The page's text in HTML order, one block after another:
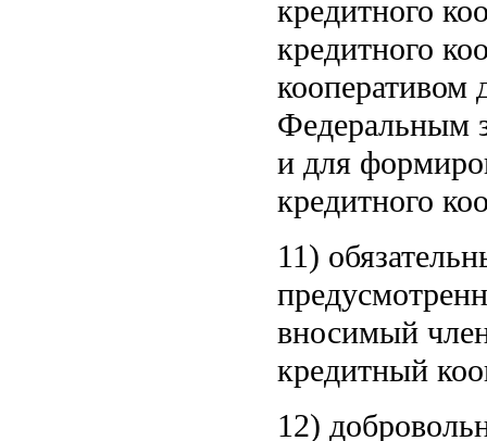
кредитного
кредитного
кооперативом
Федеральным
и для
кредитного
11)
вносимый
кредитный
12)